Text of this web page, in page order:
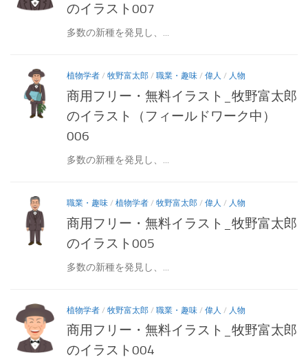
のイラスト007
多数の新種を発見し、...
植物学者 / 牧野富太郎 / 職業・趣味 / 偉人 / 人物
商用フリー・無料イラスト_牧野富太郎
のイラスト（フィールドワーク中）
006
多数の新種を発見し、...
職業・趣味 / 植物学者 / 牧野富太郎 / 偉人 / 人物
商用フリー・無料イラスト_牧野富太郎
のイラスト005
多数の新種を発見し、...
植物学者 / 牧野富太郎 / 職業・趣味 / 偉人 / 人物
商用フリー・無料イラスト_牧野富太郎
のイラスト004